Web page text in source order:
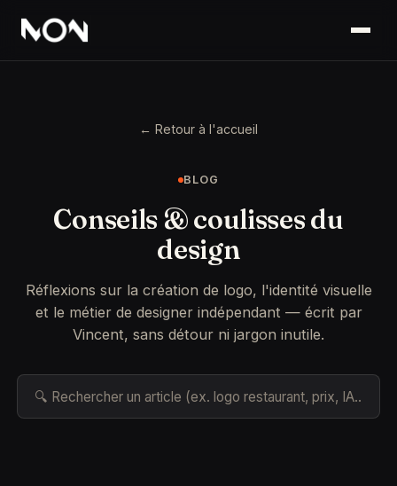
← Retour à l'accueil
BLOG
Conseils & coulisses du
design
Réflexions sur la création de logo, l'identité visuelle
et le métier de designer indépendant — écrit par
Vincent, sans détour ni jargon inutile.